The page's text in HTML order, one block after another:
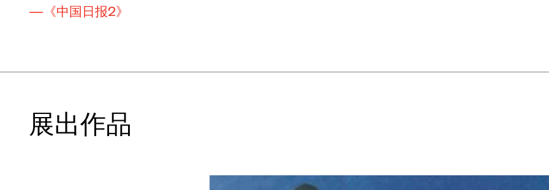
—《中国日报2》
展出作品